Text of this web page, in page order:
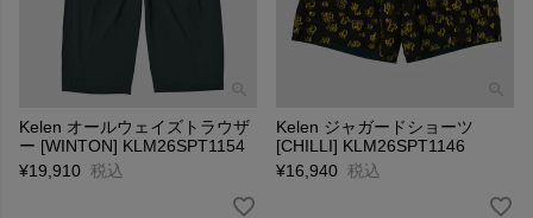
Kelen オールウェイズトラウザ
ー [WINTON] KLM26SPT1154
¥19,910 税込
Kelen ジャガードショーツ
[CHILLI] KLM26SPT1146
¥16,940 税込